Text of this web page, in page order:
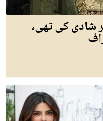
شادی کی تھی،